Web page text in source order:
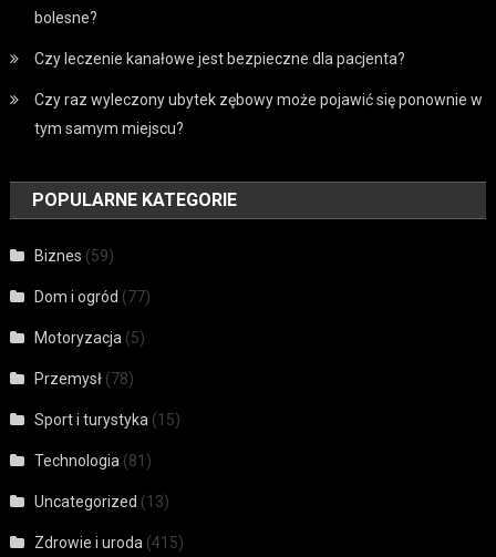
bolesne?
Czy leczenie kanałowe jest bezpieczne dla pacjenta?
Czy raz wyleczony ubytek zębowy może pojawić się ponownie w
tym samym miejscu?
POPULARNE KATEGORIE
Biznes (59)
Dom i ogród (77)
Motoryzacja (5)
Przemysł (78)
Sport i turystyka (15)
Technologia (81)
Uncategorized (13)
Zdrowie i uroda (415)